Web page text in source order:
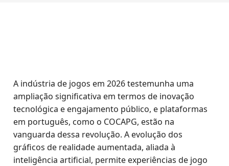
A indústria de jogos em 2026 testemunha uma
ampliação significativa em termos de inovação
tecnológica e engajamento público, e plataformas
em português, como o COCAPG, estão na
vanguarda dessa revolução. A evolução dos
gráficos de realidade aumentada, aliada à
inteligência artificial, permite experiências de jogo